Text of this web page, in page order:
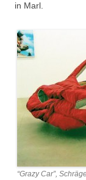
in Marl.
“Grazy Car”,